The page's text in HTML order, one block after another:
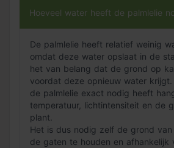
Hoeveel water heeft de palmlelie
De palmlelie heeft relatief weinig
omdat deze water opslaat in de
het van belang dat de grond op
voordat deze opnieuw water
de palmlelie exact nodig heeft
temperatuur, lichtintensiteit en de
plant.
Het is dus nodig zelf de grond van
de gaten te houden en afhankelijk